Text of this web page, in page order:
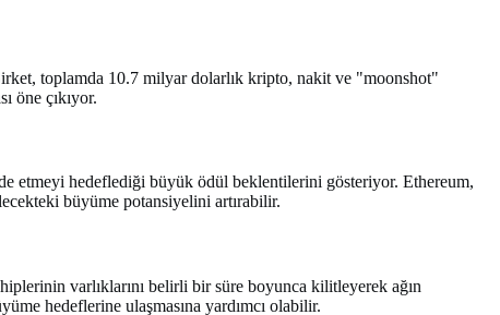
toplamda 10.7 milyar dolarlık kripto, nakit ve "moonshot"
öne çıkıyor.
etmeyi hedeflediği büyük ödül beklentilerini gösteriyor. Ethereum,
büyüme potansiyelini artırabilir.
varlıklarını belirli bir süre boyunca kilitleyerek ağın
hedeflerine ulaşmasına yardımcı olabilir.